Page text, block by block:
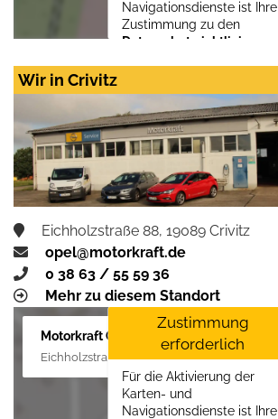
Navigationsdienste ist Ihre
Zustimmung zu den
Datenschutzrichtlinien
Zustimmen und
aktivieren
Wir in Crivitz
Eichholzstraße 88, 19089 Crivitz
opel@motorkraft.de
0 38 63 / 55 59 36
Mehr zu diesem Standort
Motorkraft GmbH
Eichholzstraße 88, 19089 Crivitz
Zustimmung
erforderlich
Für die Aktivierung der
Karten- und
Navigationsdienste ist Ihre